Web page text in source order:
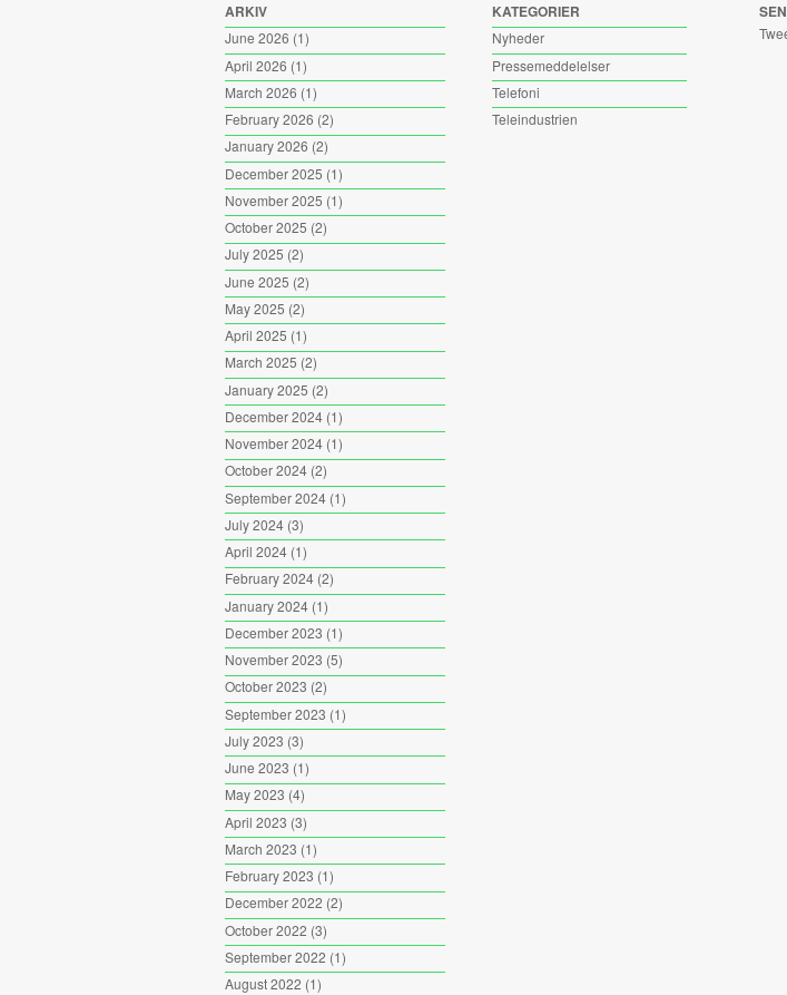
ARKIV
June 2026 (1)
April 2026 (1)
March 2026 (1)
February 2026 (2)
January 2026 (2)
December 2025 (1)
November 2025 (1)
October 2025 (2)
July 2025 (2)
June 2025 (2)
May 2025 (2)
April 2025 (1)
March 2025 (2)
January 2025 (2)
December 2024(1)
November 2024(1)
October 2024(2)
September 2024(1)
July 2024(3)
April 2024(1)
February 2024(2)
January 2024(1)
December 2023 (1)
November 2023 (5)
October 2023 (2)
September 2023 (1)
July 2023 (3)
June 2023 (1)
May 2023 (4)
April 2023 (3)
March 2023 (1)
February 2023 (1)
December 2022 (2)
October 2022 (3)
September 2022 (1)
August 2022 (1)
KATEGORIER
Nyheder
Pressemeddelelser
Telefoni
Teleindustrien